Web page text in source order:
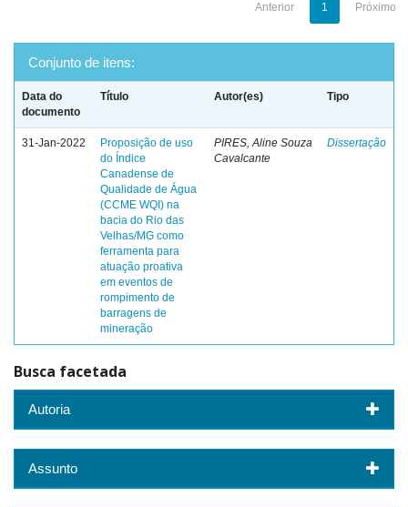
Anterior 1 Próximo
Conjunto de itens:
Data do
documento
Título Autor(es) Tipo
31-Jan-2022
Proposição de uso
do Índice
Canadense de
Qualidade de Água
(CCME WQI) na
bacia do Rio das
Velhas/MG como
ferramenta para
atuação proativa
em eventos de
rompimento de
barragens de
mineração
PIRES, Aline Souza
Cavalcante
Dissertação
Busca facetada
Autoria
Assunto